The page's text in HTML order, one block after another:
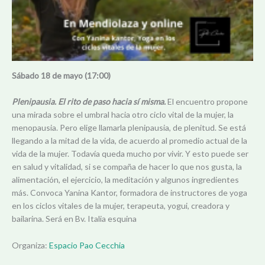
Sábado 18 de mayo (17:00)
Plenipausia. El rito de paso hacia sí misma.El encuentro propone
una mirada sobre el umbral hacia otro ciclo vital de la mujer, la
menopausia. Pero elige llamarla plenipausia, de plenitud. Se está
llegando a la mitad de la vida, de acuerdo al promedio actual de la
vida de la mujer. Todavía queda mucho por vivir. Y esto puede ser
en salud y vitalidad, si se compaña de hacer lo que nos gusta, la
alimentación, el ejercicio, la meditación y algunos ingredientes
más. Convoca Yanina Kantor, formadora de instructores de yoga
en los ciclos vitales de la mujer, terapeuta, yogui, creadora y
bailarina. Será en Bv. Italia esquina
Organiza: Espacio Pao Cecchia